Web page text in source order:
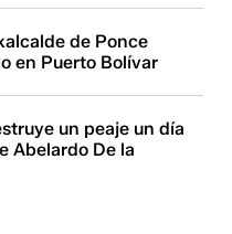
de Ponce
en Puerto Bolívar
un peaje un día
Abelardo De la